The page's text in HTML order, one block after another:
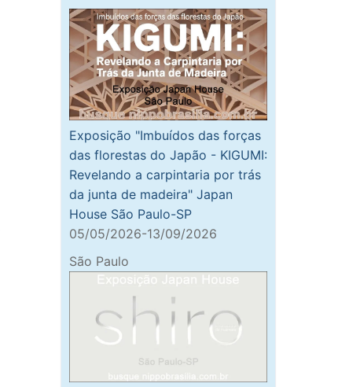
Exposição "Imbuídos das forças
das florestas do Japão - KIGUMI:
Revelando a carpintaria por trás
da junta de madeira" Japan
House São Paulo-SP
05/05/2026-13/09/2026
São Paulo